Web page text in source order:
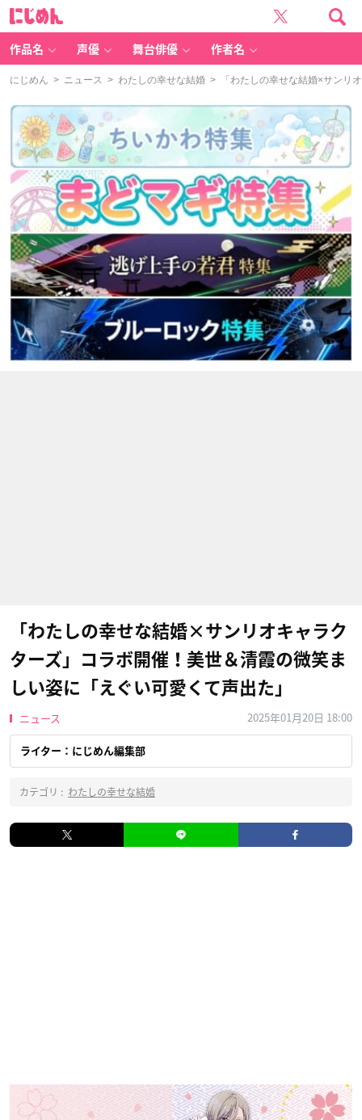
作品名 声優 舞台俳優 作者名
にじめん > ニュース > わたしの幸せな結婚 > 「わたしの幸せな結婚×サンリ
「わたしの幸せな結婚×サンリオキャラク
ターズ」コラボ開催！美世＆清霞の微笑ま
しい姿に「えぐい可愛くて声出た」
ニュース 2025年01月20日 18:00
ライター：にじめん編集部
カテゴリ : わたしの幸せな結婚